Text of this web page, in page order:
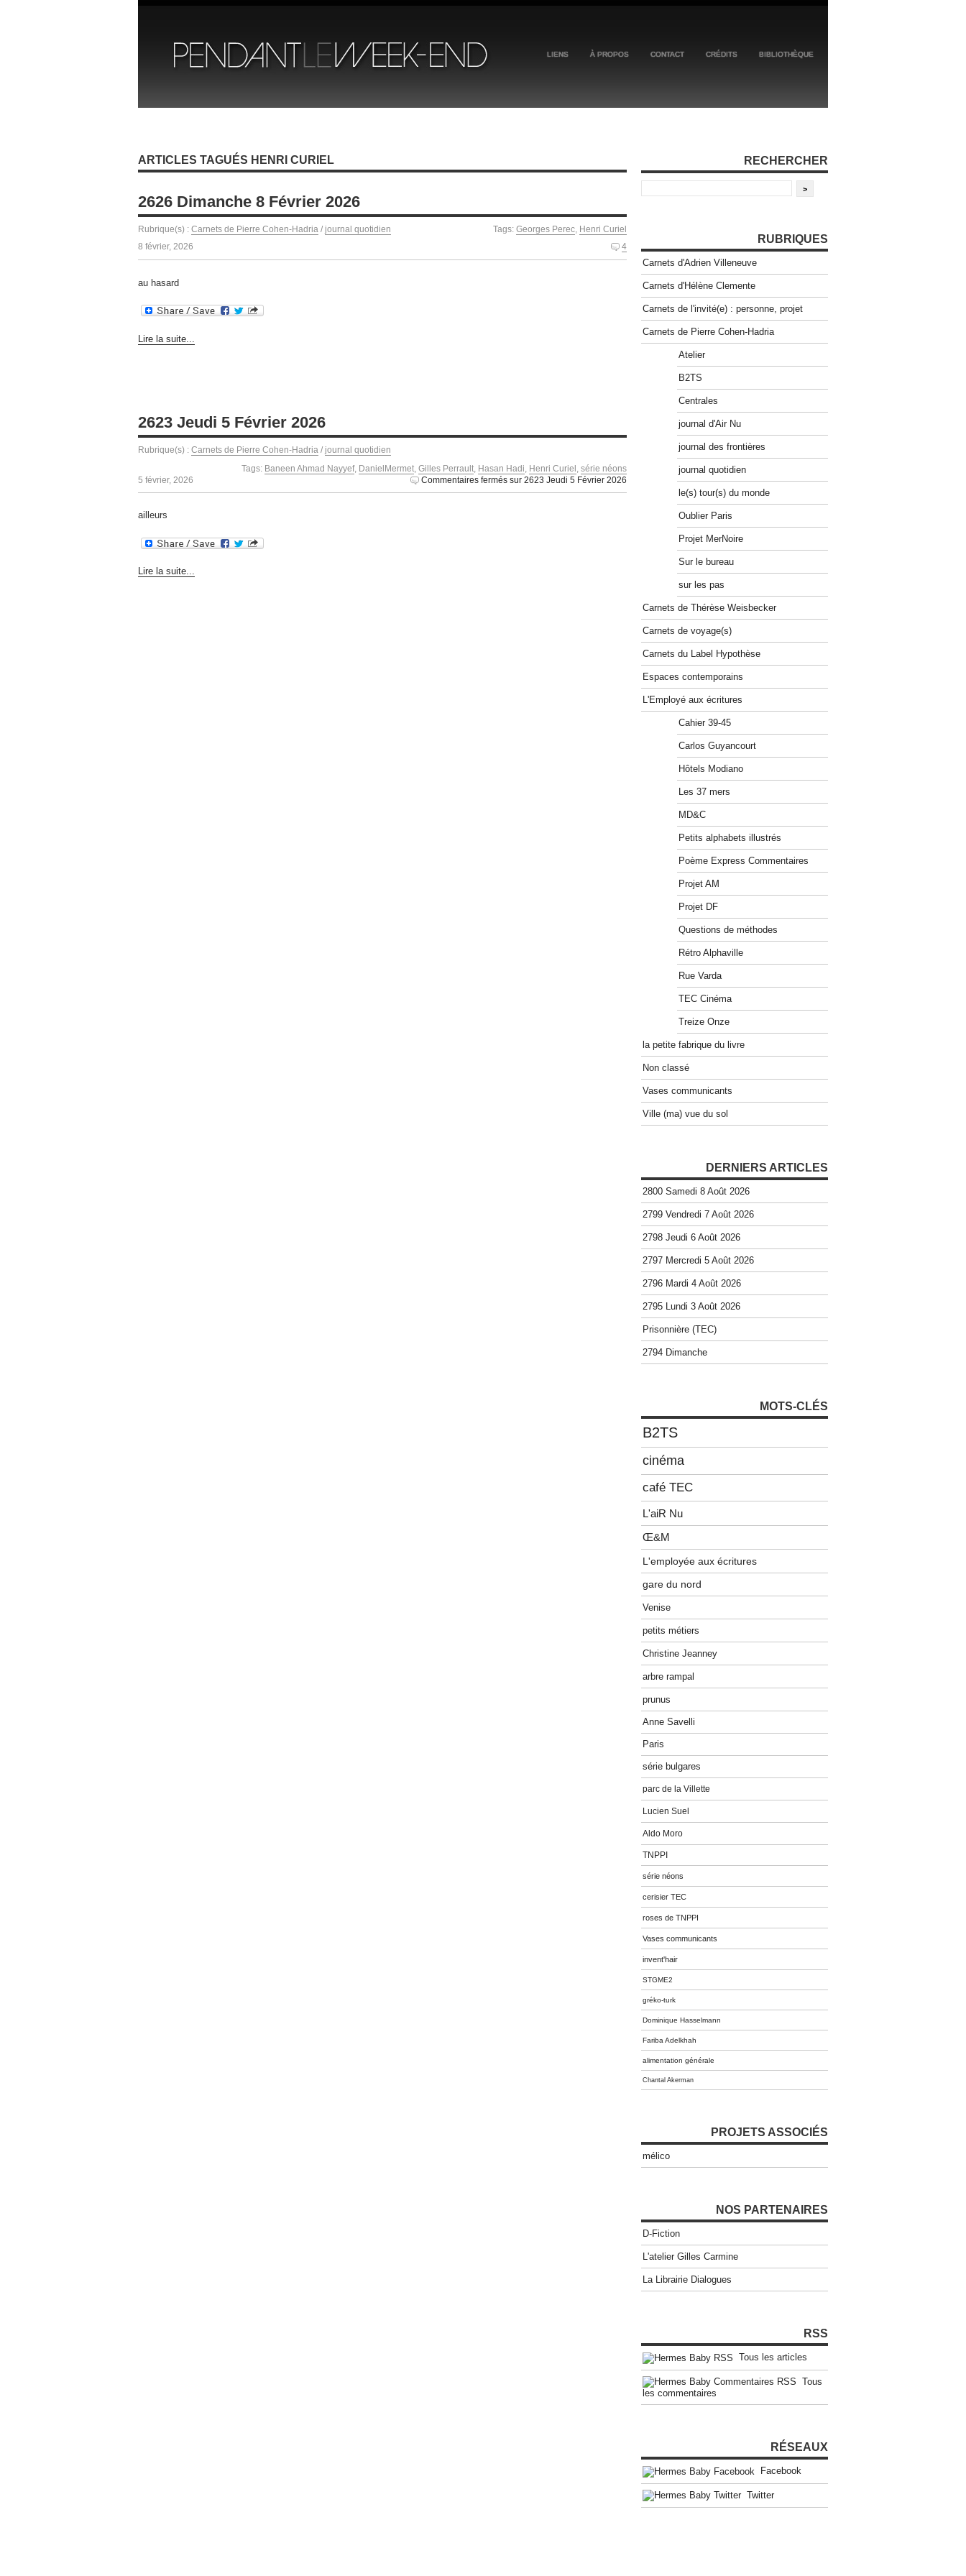
LIENS À PROPOS CONTACT CRÉDITS BIBLIOTHÈQUE
ARTICLES TAGUÉS HENRI CURIEL
2626 Dimanche 8 Février 2026
Rubrique(s) : Carnets de Pierre Cohen-Hadria / journal quotidien Tags: Georges Perec, Henri Curiel
8 février, 2026
4
au hasard
Lire la suite...
2623 Jeudi 5 Février 2026
Rubrique(s) : Carnets de Pierre Cohen-Hadria / journal quotidien
Tags: Baneen Ahmad Nayyef, DanielMermet Gilles Perrault Hasan Hadi Henri Curiel série néons
5 février, 2026
Commentaires fermés sur 2623 Jeudi 5 Février 2026
ailleurs
Lire la suite...
RECHERCHER
RUBRIQUES
Carnets d'Adrien Villeneuve
Carnets d'Hélène Clemente
Carnets de l'invité(e) : personne, projet
Carnets de Pierre Cohen-Hadria
Atelier
B2TS
Centrales
journal d'Air Nu
journal des frontières
journal quotidien
le(s) tour(s) du monde
Oublier Paris
Projet MerNoire
Sur le bureau
sur les pas
Carnets de Thérèse Weisbecker
Carnets de voyage(s)
Carnets du Label Hypothèse
Espaces contemporains
L'Employé aux écritures
Cahier 39-45
Carlos Guyancourt
Hôtels Modiano
Les 37 mers
MD&C
Petits alphabets illustrés
Poème Express Commentaires
Projet AM
Projet DF
Questions de méthodes
Rétro Alphaville
Rue Varda
TEC Cinéma
Treize Onze
la petite fabrique du livre
Non classé
Vases communicants
Ville (ma) vue du sol
DERNIERS ARTICLES
2800 Samedi 8 Août 2026
2799 Vendredi 7 Août 2026
2798 Jeudi 6 Août 2026
2797 Mercredi 5 Août 2026
2796 Mardi 4 Août 2026
2795 Lundi 3 Août 2026
Prisonnière (TEC)
2794 Dimanche
MOTS-CLÉS
B2TS
cinéma
café TEC
L'aiR Nu
Œ&M
L'employée aux écritures
gare du nord
Venise
petits métiers
Christine Jeanney
arbre rampal
prunus
Anne Savelli
Paris
série bulgares
parc de la Villette
Lucien Suel
Aldo Moro
TNPPI
série néons
cerisier TEC
roses de TNPPI
Vases communicants
invent'hair
STGME2
gréko-turk
Dominique Hasselmann
Fariba Adelkhah
alimentation générale
Chantal Akerman
PROJETS ASSOCIÉS
mélico
NOS PARTENAIRES
D-Fiction
L'atelier Gilles Carmine
La Librairie Dialogues
RSS
Tous les articles
Tous
les commentaires
RÉSEAUX
Facebook
Twitter